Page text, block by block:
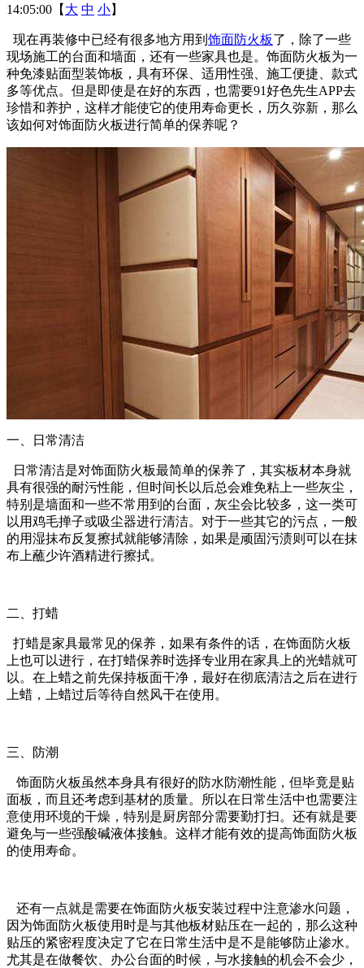
14:05:00【 大 中 小】
现在再装修中已经有很多地方用到 饰面防火板了，除了一些
现场施工的台面和墙面，还有一些家具也是。饰面防火板为一
种免漆贴面型装饰板，具有环保、适用性强、施工便捷、款式
多等优点。但是即使是在好的东西，也需要91好色先生APP去
珍惜和养护，这样才能使它的使用寿命更长，历久弥新，那么
该如何对饰面防火板进行简单的保养呢？
一、日常清洁
日常清洁是对饰面防火板最简单的保养了，其实板材本身就
具有很强的耐污性能，但时间长以后总会难免粘上一些灰尘，
特别是墙面和一些不常用到的台面，灰尘会比较多，这一类可
以用鸡毛掸子或吸尘器进行清洁。对于一些其它的污点，一般
的用湿抹布反复擦拭就能够清除，如果是顽固污渍则可以在抹
布上蘸少许酒精进行擦拭。
二、打蜡
打蜡是家具最常见的保养，如果有条件的话，在饰面防火板
上也可以进行，在打蜡保养时选择专业用在家具上的光蜡就可
以。在上蜡之前先保持板面干净，最好在彻底清洁之后在进行
上蜡，上蜡过后等待自然风干在使用。
三、防潮
饰面防火板虽然本身具有很好的防水防潮性能，但毕竟是贴
面板，而且还考虑到基材的质量。所以在日常生活中也需要注
意使用环境的干燥，特别是厨房部分需要勤打扫。还有就是要
避免与一些强酸碱液体接触。这样才能有效的提高饰面防火板
的使用寿命。
还有一点就是需要在饰面防火板安装过程中注意渗水问题，
因为饰面防火板使用时是与其他板材贴压在一起的，那么这种
贴压的紧密程度决定了它在日常生活中是不是能够防止渗水。
尤其是在做餐饮、办公台面的时候，与水接触的机会不会少，